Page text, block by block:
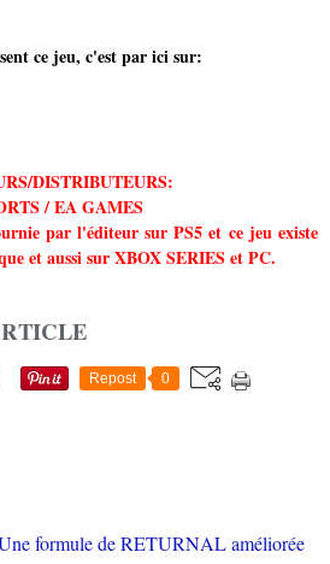
ce jeu, c'est par ici sur:
DISTRIBUTEURS:
/ EA GAMES
par l'éditeur sur PS5 et ce jeu existe
et aussi sur XBOX SERIES et PC.
Repost 0